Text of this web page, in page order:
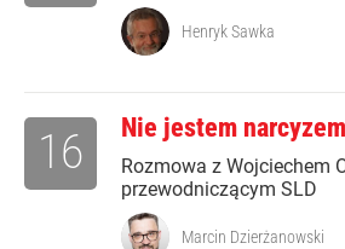
Henryk Sawka
Nie jestem narcyzem
Rozmowa z Wojciechem
przewodniczącym SLD
16
Marcin Dzierżanowski